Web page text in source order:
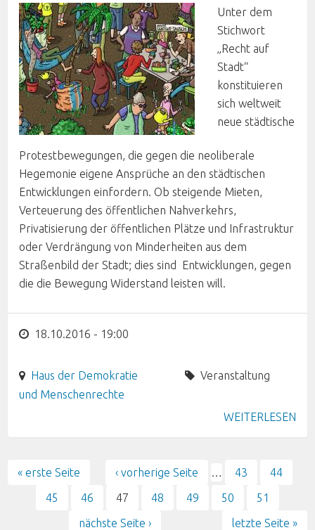
Unter dem
Stichwort
„Recht auf
Stadt“
konstituieren
sich weltweit
neue städtische
Protestbewegungen, die gegen die neoliberale
Hegemonie eigene Ansprüche an den städtischen
Entwicklungen einfordern. Ob steigende Mieten,
Verteuerung des öffentlichen Nahverkehrs,
Privatisierung der öffentlichen Plätze und Infrastruktur
oder Verdrängung von Minderheiten aus dem
Straßenbild der Stadt; dies sind Entwicklungen, gegen
die die Bewegung Widerstand leisten will.
18.10.2016 - 19:00
Haus der Demokratie
und Menschenrechte
Veranstaltung
WEITERLESEN
Seiten
« erste Seite ‹ vorherige Seite … 43
44
45
46 47 48 49 50
51
nächste Seite ›
letzte Seite »